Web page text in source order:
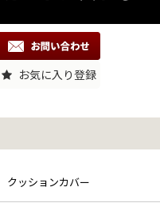
お気に入り登録
クッションカバー